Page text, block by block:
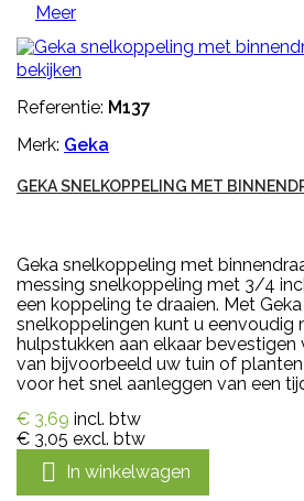
Meer
bekijken
Referentie: M137
Merk: Geka
GEKA SNELKOPPELING MET
Geka snelkoppeling met
messing snelkoppeling met 3/4
een koppeling te draaien. Met
snelkoppelingen kunt u eenvoudig
hulpstukken aan elkaar
van bijvoorbeeld uw tuin of
voor het snel aanleggen van een
€ 3,69 incl. btw
€ 3,05 excl. btw
 In winkelwagen